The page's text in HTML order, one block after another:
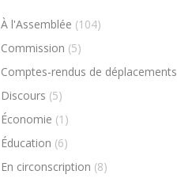
À l'Assemblée (104)
Commission (5)
Comptes-rendus de déplacements
Discours (5)
Économie (1)
Éducation (6)
En circonscription (8)